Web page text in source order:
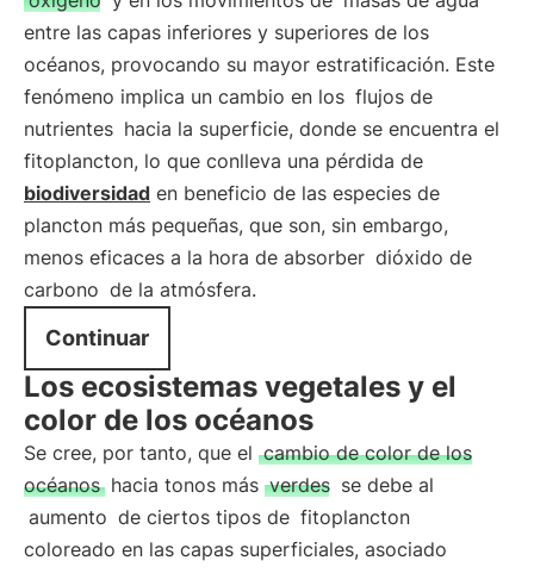
entre las capas inferiores y superiores de los
océanos, provocando su mayor estratificación. Este
fenómeno implica un cambio en los flujos de
nutrientes hacia la superficie, donde se encuentra el
fitoplancton, lo que conlleva una pérdida de
biodiversidad en beneficio de las especies de
plancton más pequeñas, que son, sin embargo,
menos eficaces a la hora de absorber dióxido de
carbono de la atmósfera.
Continuar
Los ecosistemas vegetales y el
color de los océanos
Se cree, por tanto, que el cambio de color de los
océanos hacia tonos más verdes se debe al
aumento de ciertos tipos de fitoplancton
coloreado en las capas superficiales, asociado